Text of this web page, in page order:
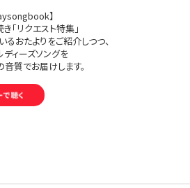
】
「リクエスト特集」
るおたよりをご紹介しつつ、
ィーズソングを
質でお届けします。